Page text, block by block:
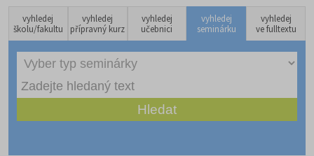
vyhledej
školu/fakultu
vyhledej
přípravný kurz
vyhledej
učebnici
vyhledej
seminárku
vyhledej
ve fulltextu